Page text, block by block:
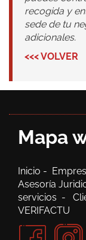
recogida y
sede de tu
adicionales.
<<< VOLVER
Mapa
Inicio -
Asesoría
servicios -
VERIFACTU